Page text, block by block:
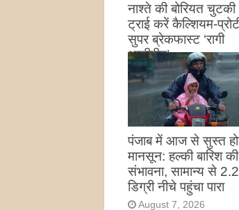
नाश्ते की बोरियत
ट्राई करें कैल्शियम-
सुपर ब्रेकफास्ट ‘रागी
थालीपीठ’
August 7, 2026
पंजाब में आज से सुस्त
मानसून: हल्की बारिश की
संभावना, सामान्य से 2.2
डिग्री नीचे पहुंचा पारा
August 7, 2026